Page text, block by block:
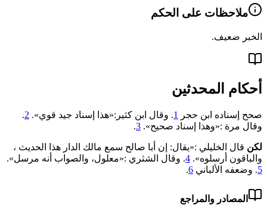
ملاحظات على الحكم
الخبر ضعيف.
أحكام المحدثين
صحح إسناده ابن حجر 1. وقال ابن كثير:«هذا إسناد جيد قوي». 2
.
وقال مرة :«وهذا إسناد صحيح». 3
.
لكن قال الخليلي :«يقال: إن أبا ‌صالح ‌سمع ‌مالك ‌الدار ‌هذا ‌الحديث ،
‌والباقون ‌أرسلوه». 4. وقال الشثري :«معلول، والصواب أنه مرسل».
5. وضعفه الألباني 6
.
المصادر والمراجع